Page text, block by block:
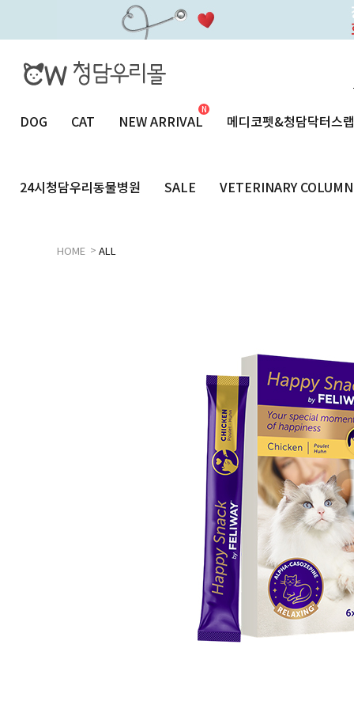
DOG CAT NEW ARRIVAL 메디코펫&청담닥터스랩
24시청담우리동물병원 SALE VETERINARY COLUMN
HOME > ALL